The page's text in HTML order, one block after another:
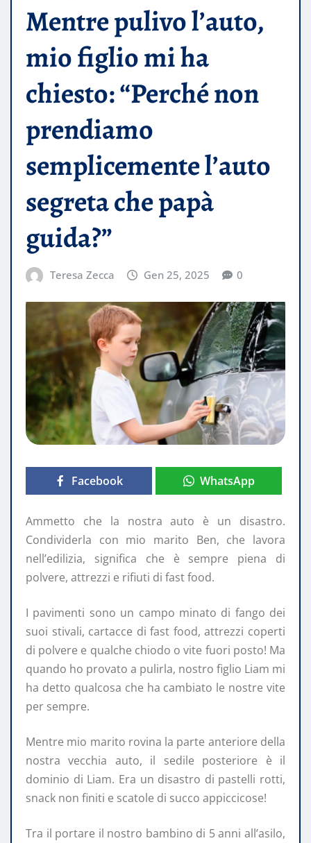
Mentre pulivo l’auto,
mio figlio mi ha
chiesto: “Perché non
prendiamo
semplicemente l’auto
segreta che papà
guida?”
Teresa Zecca Gen 25, 2025 0
Facebook WhatsApp
Ammetto che la nostra auto è un disastro.
Condividerla con mio marito Ben, che lavora
nell’edilizia, significa che è sempre piena di
polvere, attrezzi e rifiuti di fast food.
I pavimenti sono un campo minato di fango dei
suoi stivali, cartacce di fast food, attrezzi coperti
di polvere e qualche chiodo o vite fuori posto! Ma
quando ho provato a pulirla, nostro figlio Liam mi
ha detto qualcosa che ha cambiato le nostre vite
per sempre.
Mentre mio marito rovina la parte anteriore della
nostra vecchia auto, il sedile posteriore è il
dominio di Liam. Era un disastro di pastelli rotti,
snack non finiti e scatole di succo appiccicose!
Tra il portare il nostro bambino di 5 anni all’asilo,